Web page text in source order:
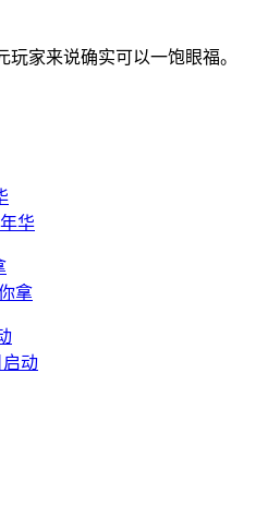
家来说确实可以一饱眼福。
华
拿
动